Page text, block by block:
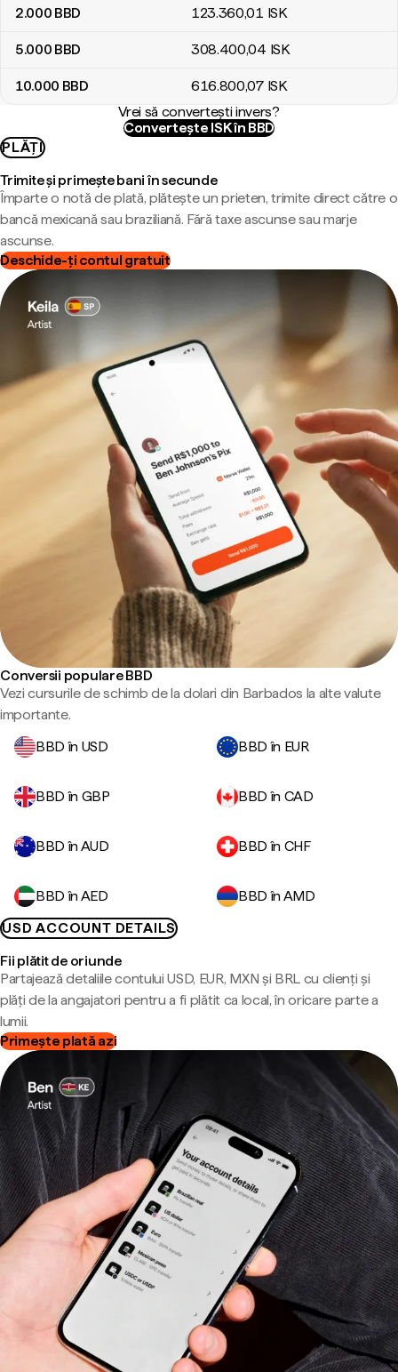
2.000 BBD 123.360,01 ISK
5.000 BBD 308.400,04 ISK
10.000 BBD 616.800,07 ISK
Vrei să convertești invers?
Convertește ISK în BBD
PLĂȚI
Trimite și primește bani în secunde
Împarte o notă de plată, plătește un prieten, trimite direct către o
bancă mexicană sau braziliană. Fără taxe ascunse sau marje
ascunse.
Deschide-ți contul gratuit
Conversii populare BBD
Vezi cursurile de schimb de la dolari din Barbados la alte valute
importante.
BBD în USD
BBD în EUR
BBD în GBP BBD în CAD
BBD în AUD BBD în CHF
BBD în AED
BBD în AMD
USD ACCOUNT DETAILS
Fii plătit de oriunde
Partajează detaliile contului USD, EUR, MXN și BRL cu clienți și
plăți de la angajatori pentru a fi plătit ca local, în oricare parte a
lumii.
Primește plată azi